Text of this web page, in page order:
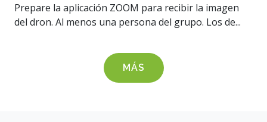
Prepare la aplicación ZOOM para recibir la imagen
del dron. Al menos una persona del grupo. Los de...
MÁS